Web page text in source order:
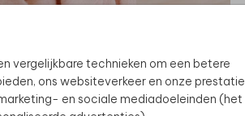
vergelijkbare technieken om een betere
ons websiteverkeer en onze
en sociale mediadoeleinden (het